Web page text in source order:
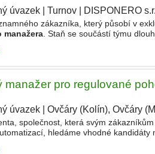
úvazek| Turnov| DISPONERO
zákazníka, který působí v
manažera. Staň se součástí týmu
manažer pro regulované
úvazek| Ovčáry (Kolín), Ovčáry
společnost, která svým
hledáme vhodné kandidáty